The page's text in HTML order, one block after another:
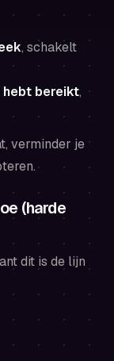
, schakelt
hebt bereikt,
verminder je
(harde
dit is de lijn